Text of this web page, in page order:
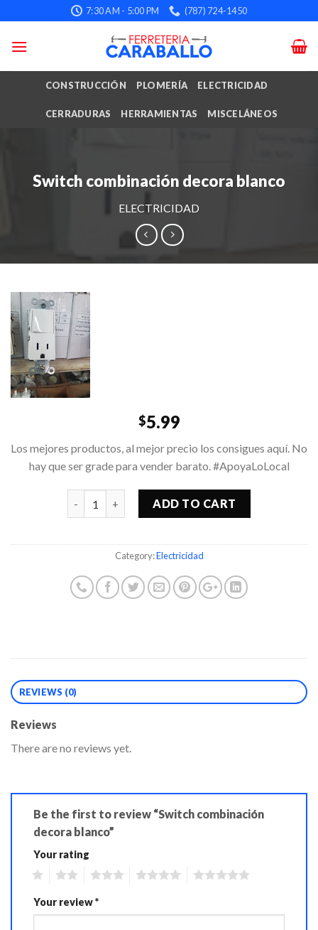
to
content
7:30 AM - 5:00 PM (787) 724-1450
CONSTRUCCIÓN PLOMERÍA ELECTRICIDAD
CERRADURAS HERRAMIENTAS MISCELÁNEOS
Switch combinación decora blanco
ELECTRICIDAD
$5.99
Los mejores productos, al mejor precio los consigues aquí. No
hay que ser grade para vender barato. #ApoyaLoLocal
ADD TO CART
Category:Electricidad
REVIEWS (0)
Reviews
There are no reviews yet.
Be the first to review “Switch combinación
decora blanco”
Your rating
Your review*